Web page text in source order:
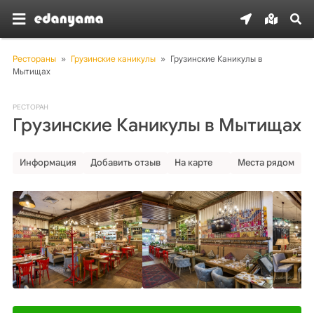
Рестораны » Грузинские каникулы » Грузинские Каникулы в
Мытищах
РЕСТОРАН
Грузинские Каникулы в Мытищах
Информация Добавить отзыв На карте Места рядом